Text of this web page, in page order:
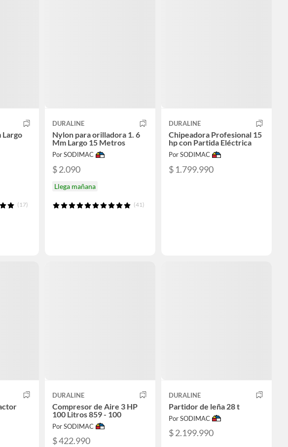
Largo
(17)
DURALINE
Nylon para orilladora 1. 6
Mm Largo 15 Metros
Por SODIMAC
$ 2.090
Llega mañana
(41)
DURALINE
Chipeadora Profesional 15
hp con Partida Eléctrica
Por SODIMAC
$ 1.799.990
DURALINE
Compresor de Aire 3 HP
100 Litros 859 - 100
Por SODIMAC
$ 422.990
DURALINE
Partidor de leña 28 t
Por SODIMAC
$ 2.199.990